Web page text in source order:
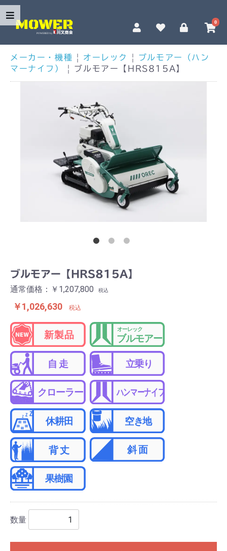
0
メーカー・機種 | オーレック | ブルモアー（ハン
マーナイフ）
| ブルモアー【HRS815A】
ブルモアー【HRS815A】
通常価格：￥1,207,800 税込
￥1,026,630 税込
数量